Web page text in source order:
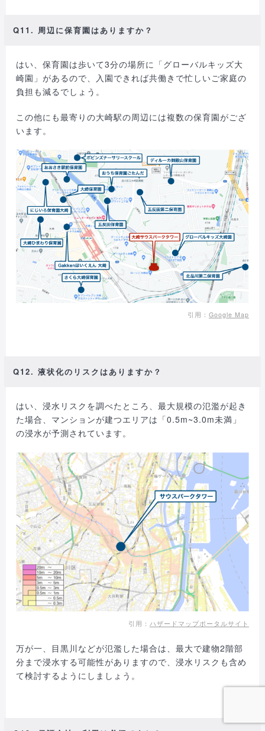
Q11. 周辺に保育園はありますか？
はい、保育園は歩いて3分の場所に「グローバルキッズ大
崎園」があるので、入園できれば共働きで忙しいご家庭の
負担も減るでしょう。
この他にも最寄りの大崎駅の周辺には複数の保育園がござ
います。
引用： Google Map
Q12. 液状化のリスクはありますか？
はい、浸水リスクを調べたところ、最大規模の氾濫が起き
た場合、マンションが建つエリアは「0.5m~3.0m未満」
の浸水が予測されています。
引用： ハザードマップポータルサイト
万が一、目黒川などが氾濫した場合は、最大で建物2階部
分まで浸水する可能性がありますので、浸水リスクも含め
て検討するようにしましょう。